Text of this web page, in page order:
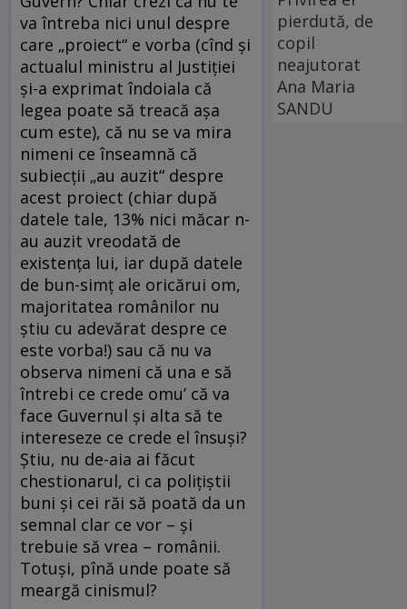
va întreba nici unul despre
care „proiect“ e vorba (cînd şi
actualul ministru al Justiţiei
şi-a exprimat îndoiala că
legea poate să treacă aşa
cum este), că nu se va mira
nimeni ce înseamnă că
subiecţii „au auzit“ despre
acest proiect (chiar după
datele tale, 13% nici măcar n-
au auzit vreodată de
existenţa lui, iar după datele
de bun-simţ ale oricărui om,
majoritatea românilor nu
ştiu cu adevărat despre ce
este vorba!) sau că nu va
observa nimeni că una e să
întrebi ce crede omu’ că va
face Guvernul şi alta să te
intereseze ce crede el însuşi?
Ştiu, nu de-aia ai făcut
chestionarul, ci ca poliţiştii
buni şi cei răi să poată da un
semnal clar ce vor – şi
trebuie să vrea – românii.
Totuşi, pînă unde poate să
meargă cinismul?
pierdută, de
copil
neajutorat
Ana Maria
SANDU